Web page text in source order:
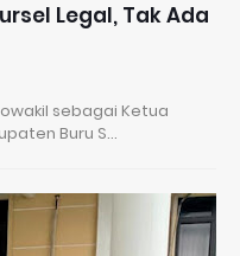
Legal, Tak Ada
sebagai Ketua
Buru S…